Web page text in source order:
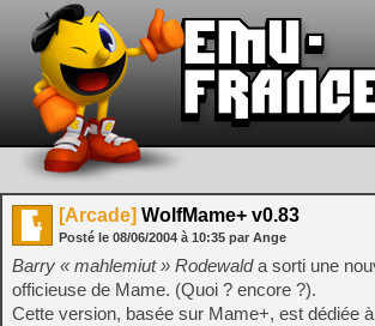
[Arcade] WolfMame+ v0.83
Posté le 08/06/2004 à 10:35 par Ange
Barry « mahlemiut » Rodewalda sorti une
officieuse de Mame. (Quoi ? encore ?).
Cette version, basée sur Mame+, est dédiée à